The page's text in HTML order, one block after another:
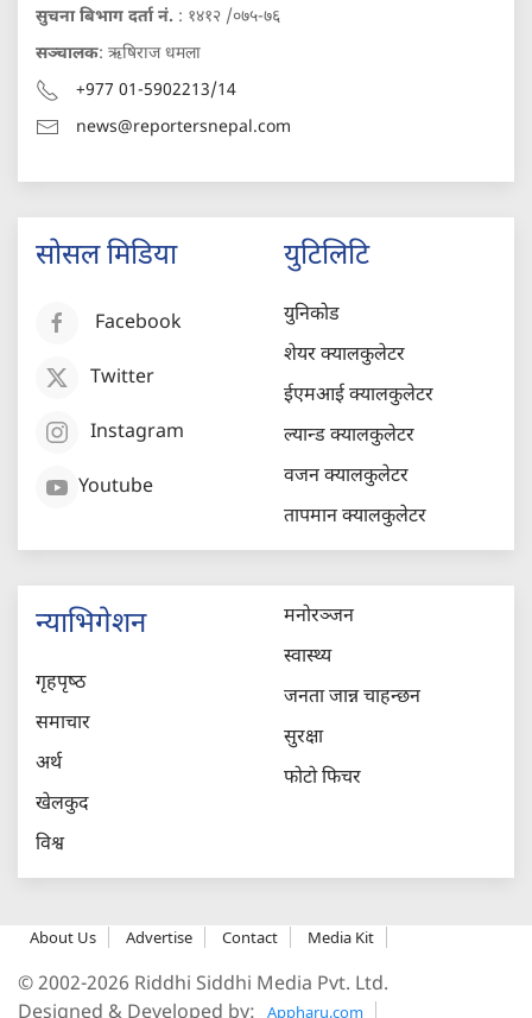
सुचना बिभाग दर्ता नं. : १४१२ /०७५-७६
सञ्चालक: ऋषिराज धमला
+977 01-5902213/14
news@reportersnepal.com
सोसल मिडिया
Facebook
Twitter
Instagram
Youtube
युटिलिटि
युनिकोड
शेयर क्यालकुलेटर
ईएमआई क्यालकुलेटर
ल्यान्ड क्यालकुलेटर
वजन क्यालकुलेटर
तापमान क्यालकुलेटर
न्याभिगेशन
गृहपृष्‍ठ
समाचार
अर्थ
खेलकुद
विश्व
मनोरञ्जन
स्वास्थ्य
जनता जान्न चाहन्छन
सुरक्षा
फोटो फिचर
About Us Advertise Contact Media Kit
© 2002-2026 Riddhi Siddhi Media Pvt. Ltd.
Appharu.com